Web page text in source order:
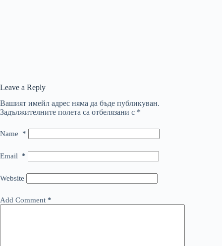
Leave a Reply
Вашият имейл адрес няма да бъде публикуван.
Задължителните полета са отбелязани с *
Name *
Email *
Website
Add Comment *